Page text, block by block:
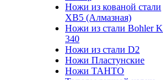
Ножи из кованой стали
ХВ5 (Алмазная)
Ножи из стали Bohler K
340
Ножи из стали D2
Ножи Пластунские
Ножи ТАНТО